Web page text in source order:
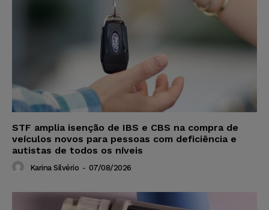
STF amplia isenção de IBS e CBS na compra de
veículos novos para pessoas com deficiência e
autistas de todos os níveis
Karina Silvério - 07/08/2026